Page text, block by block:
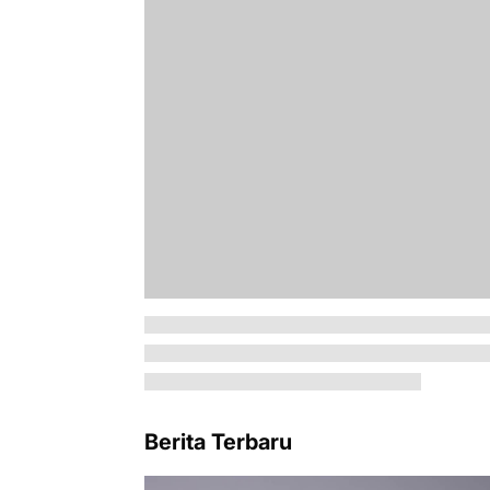
Berita Terbaru